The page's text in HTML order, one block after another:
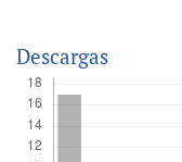
Descargas